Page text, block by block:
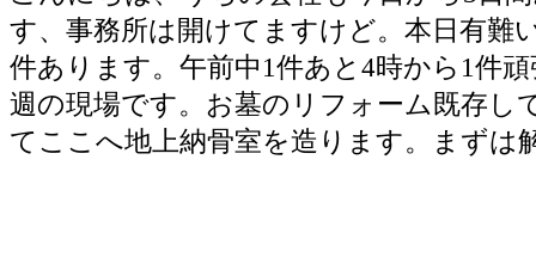
す、事務所は開けてますけど。本日有難
件あります。午前中1件あと4時から1件
週の現場です。お墓のリフォーム既存し
てここへ地上納骨室を造ります。まずは